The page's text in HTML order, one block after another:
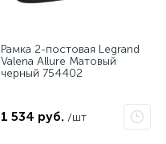
Рамка 2-постовая Legrand
Valena Allure Матовый
черный 754402
1 534 руб. /шт